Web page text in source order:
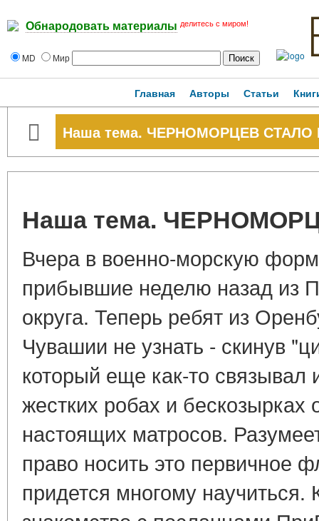
Обнародовать материалы делитесь с миром!
MD Мир
Главная Авторы Статьи
Наша тема. ЧЕРНОМОРЦЕВ
Наша тема.
Вчера в военно-морскую
прибывшие неделю назад из
округа. Теперь ребят из
Чувашии не узнать - скинув
который еще как-то
жестких робах и бескозырках
настоящих матросов.
право носить это первичное
придется многому научиться.